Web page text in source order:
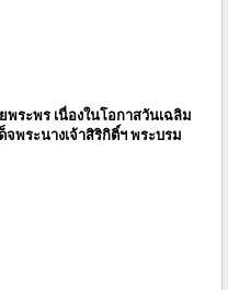
พระพร เนื่องในโอกาสวันเฉลิม
พระนางเจ้าสิริกิติ์ฯ พระบรม